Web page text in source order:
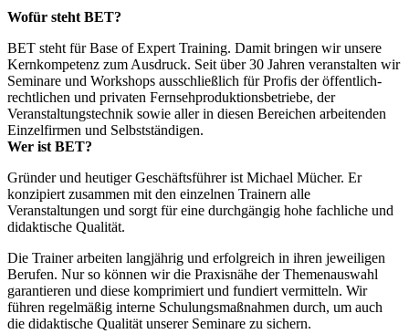
Wofür steht BET?
BET steht für Base of Expert Training. Damit bringen wir unsere
Kernkompetenz zum Ausdruck. Seit über 30 Jahren veranstalten wir
Seminare und Workshops ausschließlich für Profis der öffentlich-
rechtlichen und privaten Fernsehproduktionsbetriebe, der
Veranstaltungstechnik sowie aller in diesen Bereichen arbeitenden
Einzelfirmen und Selbstständigen.
Wer ist BET?
Gründer und heutiger Geschäftsführer ist Michael Mücher. Er
konzipiert zusammen mit den einzelnen Trainern alle
Veranstaltungen und sorgt für eine durchgängig hohe fachliche und
didaktische Qualität.
Die Trainer arbeiten langjährig und erfolgreich in ihren jeweiligen
Berufen. Nur so können wir die Praxisnähe der Themenauswahl
garantieren und diese komprimiert und fundiert vermitteln. Wir
führen regelmäßig interne Schulungsmaßnahmen durch, um auch
die didaktische Qualität unserer Seminare zu sichern.